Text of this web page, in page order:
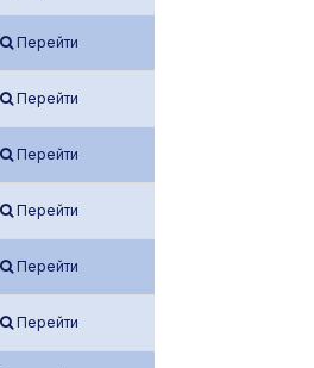
Перейти
Перейти
Перейти
Перейти
Перейти
Перейти